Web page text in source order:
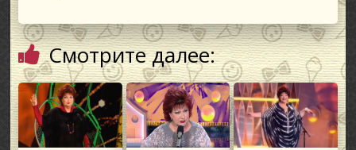
Смотрите далее: